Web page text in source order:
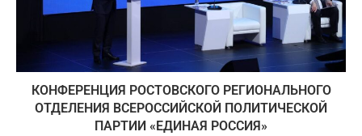
КОНФЕРЕНЦИЯ РОСТОВСКОГО РЕГИОНАЛЬНОГО
ОТДЕЛЕНИЯ ВСЕРОССИЙСКОЙ ПОЛИТИЧЕСКОЙ
ПАРТИИ «ЕДИНАЯ РОССИЯ»